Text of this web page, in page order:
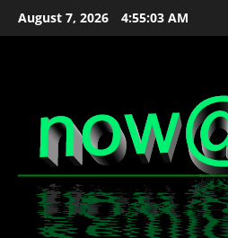
Zum
Inhalt
August 7, 2026 4:55:03 AM